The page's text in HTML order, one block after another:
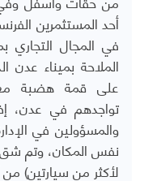
أحد المستثمرين
في المجال
الملاحة بميناء عدن
على قمة هضبة
تواجدهم في عدن،
والمسؤولين في
نفس المكان، وتم
لأكثر من سيارتين)